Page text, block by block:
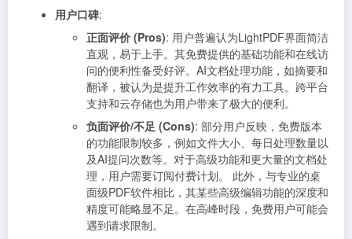
用户口碑:
正面评价 (Pros): 用户普遍认为LightPDF界面简洁
直观，易于上手。其免费提供的基础功能和在线访
问的便利性备受好评。AI文档处理功能，如摘要和
翻译，被认为是提升工作效率的有力工具。跨平台
支持和云存储也为用户带来了极大的便利。
负面评价/不足 (Cons): 部分用户反映，免费版本
的功能限制较多，例如文件大小、每日处理数量以
及AI提问次数等。对于高级功能和更大量的文档处
理，用户需要订阅付费计划。 此外，与专业的桌
面级PDF软件相比，其某些高级编辑功能的深度和
精度可能略显不足。在高峰时段，免费用户可能会
遇到请求限制。